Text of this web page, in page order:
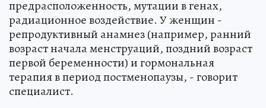
предрасположенность, мутации в генах,
радиационное воздействие. У женщин -
репродуктивный анамнез (например, ранний
возраст начала менструаций, поздний возраст
первой беременности) и гормональная
терапия в период постменопаузы, - говорит
специалист.